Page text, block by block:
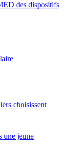
des dispositifs
choisissent
une jeune